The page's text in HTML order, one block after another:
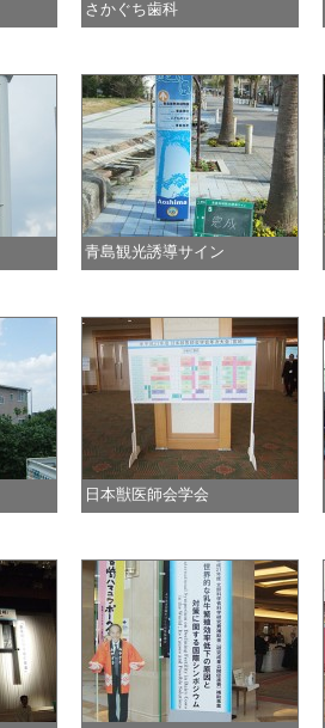
さかぐち歯科
青島観光誘導サイン
日本獣医師会学会